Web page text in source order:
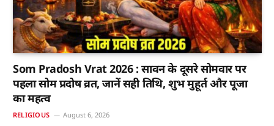
Som Pradosh Vrat 2026 : सावन के दूसरे सोमवार पर
पहला सोम प्रदोष व्रत, जानें सही तिथि, शुभ मुहूर्त और पूजा
का महत्व
RELIGIOUS August 6, 2026